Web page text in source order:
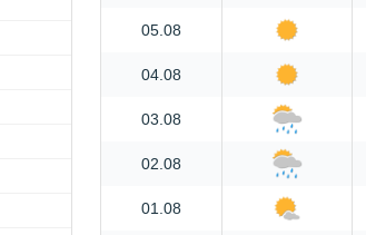
05.08
04.08
03.08
02.08
01.08